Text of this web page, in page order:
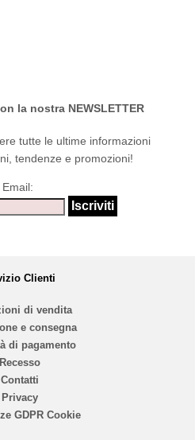
la nostra NEWSLETTER
tutte le ultime informazioni
tendenze e promozioni!
Email:
Clienti
di vendita
e consegna
di pagamento
Recesso
Contatti
Privacy
GDPR Cookie